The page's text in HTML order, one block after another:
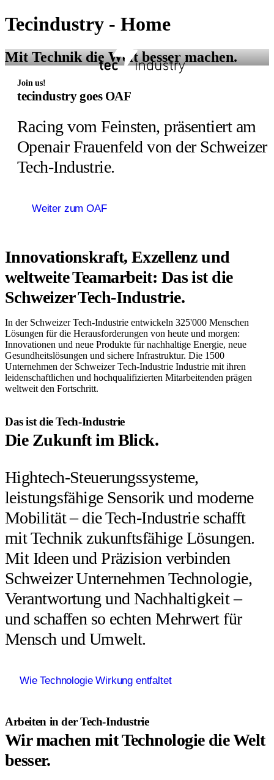
Tecindustry - Home
Mit Technik die Welt besser machen.
Join us!
tecindustry goes OAF
Racing vom Feinsten, präsentiert am
Openair Frauenfeld von der Schweizer
Tech-Industrie.
Weiter zum OAF
Innovationskraft, Exzellenz und
weltweite Teamarbeit: Das ist die
Schweizer Tech-Industrie.
In der Schweizer Tech-Industrie entwickeln 325'000 Menschen
Lösungen für die Herausforderungen von heute und morgen:
Innovationen und neue Produkte für nachhaltige Energie, neue
Gesundheitslösungen und sichere Infrastruktur. Die 1500
Unternehmen der Schweizer Tech-Industrie Industrie mit ihren
leidenschaftlichen und hochqualifizierten Mitarbeitenden prägen
weltweit den Fortschritt.
Das ist die Tech-Industrie
Die Zukunft im Blick.
Hightech-Steuerungssysteme,
leistungsfähige Sensorik und moderne
Mobilität – die Tech-Industrie schafft
mit Technik zukunftsfähige Lösungen.
Mit Ideen und Präzision verbinden
Schweizer Unternehmen Technologie,
Verantwortung und Nachhaltigkeit –
und schaffen so echten Mehrwert für
Mensch und Umwelt.
Wie Technologie Wirkung entfaltet
Arbeiten in der Tech-Industrie
Wir machen mit Technologie die Welt
besser.